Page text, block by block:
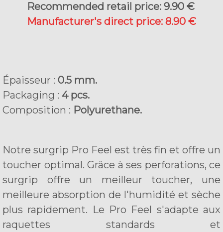
Recommended retail price: 9.90 €
Manufacturer's direct price: 8.90 €
Épaisseur : 0.5 mm.
Packaging : 4 pcs.
Composition : Polyurethane.
Notre surgrip Pro Feel est très fin et offre un
toucher optimal. Grâce à ses perforations, ce
surgrip offre un meilleur toucher, une
meilleure absorption de l'humidité et sèche
plus rapidement. Le Pro Feel s'adapte aux
raquettes standards et